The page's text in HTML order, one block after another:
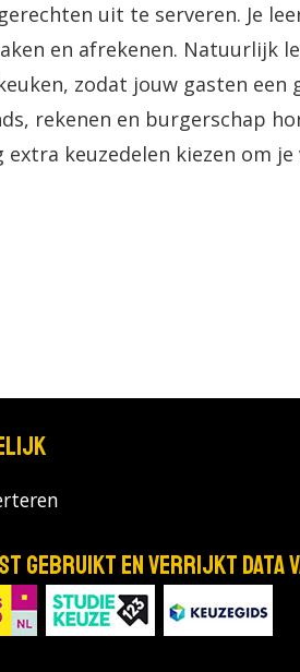
uit te serveren. Je
en afrekenen. Natuurlijk
zodat jouw gasten een
rekenen en burgerschap
keuzedelen kiezen om
gebruikt en verrijkt data